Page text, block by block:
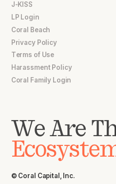
J-KISS
LP Login
Coral Beach
Privacy Policy
Terms of Use
Harassment Policy
Coral Family Login
We Are
© Coral Capital, Inc.